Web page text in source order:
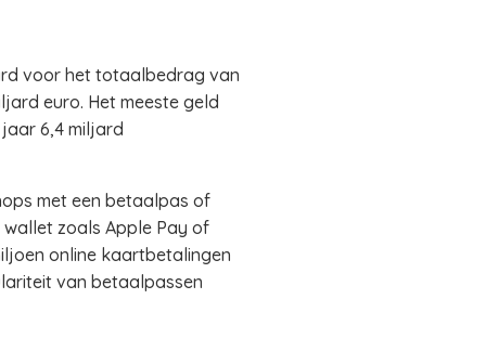
voor het totaalbedrag van
euro. Het meeste geld
6,4 miljard
met een betaalpas of
zoals Apple Pay of
online kaartbetalingen
van betaalpassen